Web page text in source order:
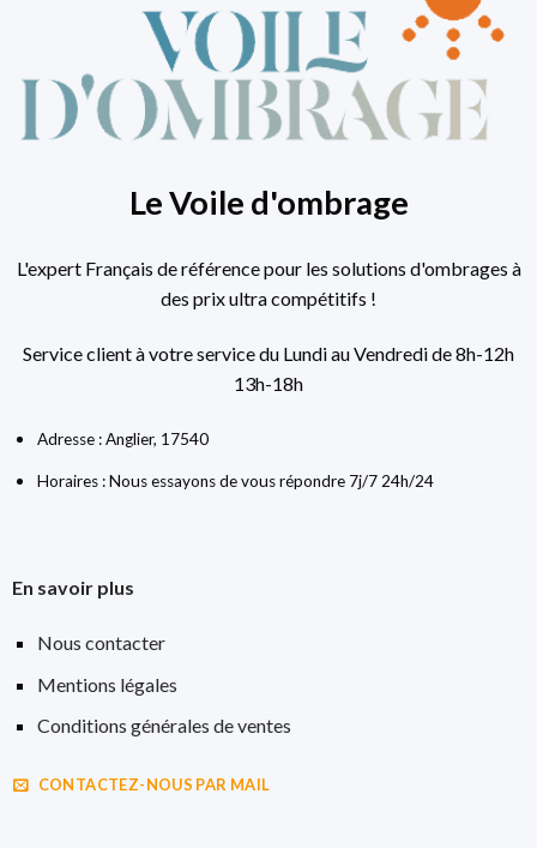
Le Voile d'ombrage
L'expert Français de référence pour les solutions d'ombrages à
des prix ultra compétitifs !
Service client à votre service du Lundi au Vendredi de 8h-12h
13h-18h
Adresse : Anglier, 17540
Horaires : Nous essayons de vous répondre 7j/7 24h/24
En savoir plus
Nous contacter
Mentions légales
Conditions générales de ventes
CONTACTEZ-NOUS PAR MAIL